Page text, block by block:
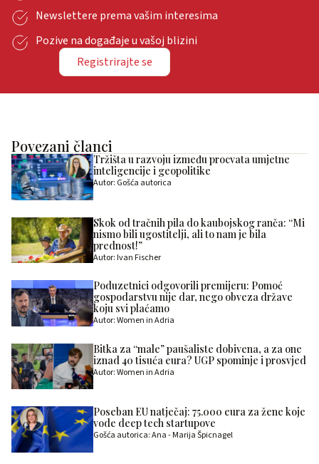
Newslettere prema vašim interesima
Pozive na događaje u vašoj blizini
Registrirajte se
Povezani članci
Tržišta u razvoju između procvata umjetne
inteligencije i geopolitike
Autor: Gošća autorica
Skok od tračnih pila do kaubojskog ranča: “Mi
nismo bili ugostitelji, ali to nam je bila
prednost!”
Autor: Ivan Fischer
Poduzetnici odgovorili premijeru: Pomoć
gospodarstvu nije dar, nego obveza države
koju svi plaćamo
Autor: Women in Adria
Bitka za “male” paušaliste dobivena, a za one
iznad 40 tisuća eura? UGP spominje i prosvjed
Autor: Women in Adria
Poseban EU natječaj: 75.000 eura za žene koje
vode deep tech startupove
Gošća autorica: Ana - Marija Špicnagel